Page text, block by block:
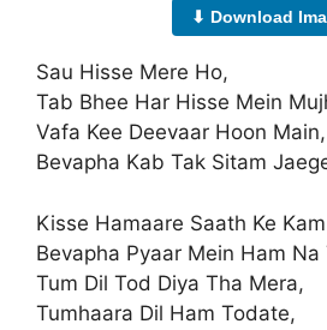
⬇ Download
Sau Hisse Mere Ho,
Tab Bhee Har Hisse Mein
Vafa Kee Deevaar Hoon Main,
Bevapha Kab Tak Sitam
Kisse Hamaare Saath Ke
Bevapha Pyaar Mein Ham Na
Tum Dil Tod Diya Tha Mera,
Tumhaara Dil Ham Todate,